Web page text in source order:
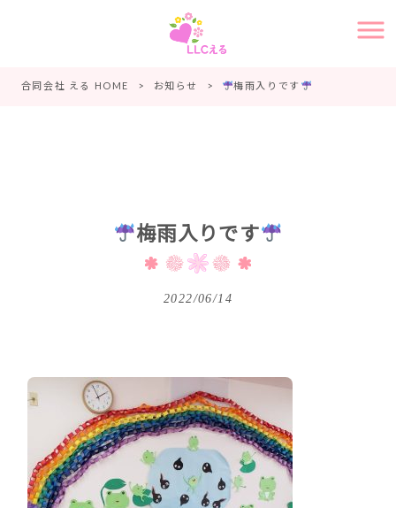
合同会社 える HOME > お知らせ > 梅雨入りです
梅雨入りです
2022/06/14